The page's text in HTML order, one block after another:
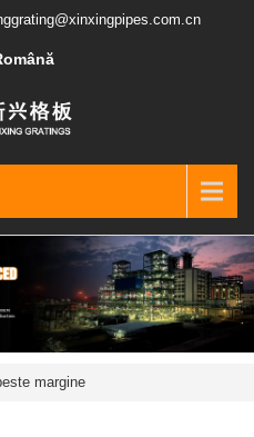
margine